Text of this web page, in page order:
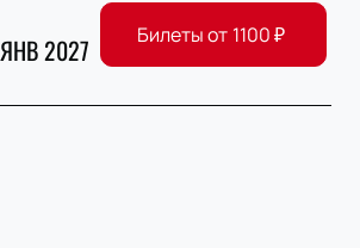
ЯНВ 2027 Билеты от 1100₽